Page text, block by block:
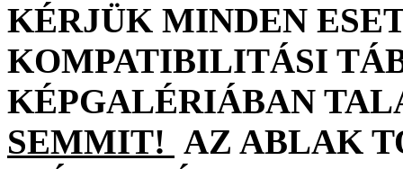
KÉRJÜK MINDEN
KOMPATIBILITÁSI
KÉPGALÉRIÁBAN
SEMMIT! AZ ABLAK